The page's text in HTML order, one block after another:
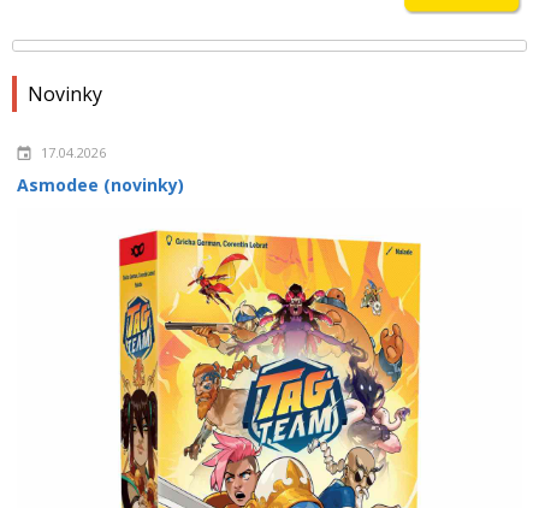
Novinky
17.04.2026
Asmodee (novinky)